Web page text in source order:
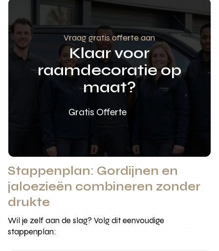
Vraag gratis offerte aan
Klaar voor
raamdecoratie op
maat?
Gratis Offerte
Stappenplan: Gordijnen en
jaloezieën combineren zonder
drukte
Wil je zelf aan de slag? Volg dit eenvoudige
stappenplan: